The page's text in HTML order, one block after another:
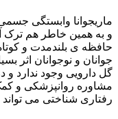
ماریجوانا وابستگی
و به همین خاطر هم ترک
حافظه ی بلندمدت و
جوانان و نوجوانان اثر
گل دارویی وجود ندارد و
مشاوره روانپزشکی و
رفتاری شناختی می